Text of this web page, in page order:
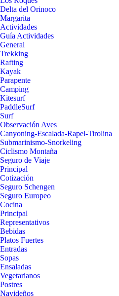
Delta del Orinoco
Margarita
Actividades
Guía Actividades
General
Trekking
Rafting
Kayak
Parapente
Camping
Kitesurf
PaddleSurf
Surf
Observación Aves
Canyoning-Escalada-Rapel-Tirolina
Submarinismo-Snorkeling
Ciclismo Montaña
Seguro de Viaje
Principal
Cotización
Seguro Schengen
Seguro Europeo
Cocina
Principal
Representativos
Bebidas
Platos Fuertes
Entradas
Sopas
Ensaladas
Vegetarianos
Postres
Navideños